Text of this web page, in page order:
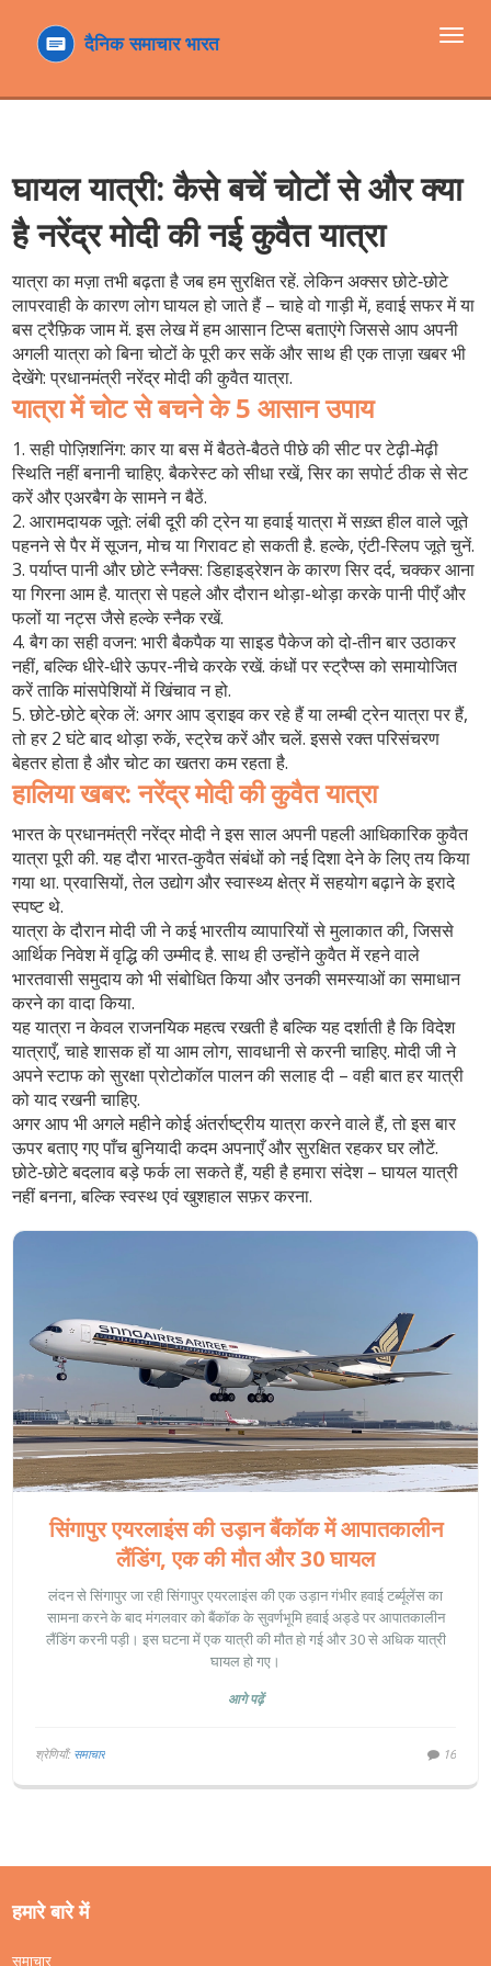
टॉगल
घायल यात्री: कैसे बचें चोटों से और क्या
है नरेंद्र मोदी की नई कुवैत यात्रा
यात्रा का मज़ा तभी बढ़ता है जब हम सुरक्षित रहें. लेकिन अक्सर छोटे‑छोटे
लापरवाही के कारण लोग घायल हो जाते हैं – चाहे वो गाड़ी में, हवाई सफर में या
बस ट्रैफ़िक जाम में. इस लेख में हम आसान टिप्स बताएंगे जिससे आप अपनी
अगली यात्रा को बिना चोटों के पूरी कर सकें और साथ ही एक ताज़ा खबर भी
देखेंगे: प्रधानमंत्री नरेंद्र मोदी की कुवैत यात्रा.
यात्रा में चोट से बचने के 5 आसान उपाय
1. सही पोज़िशनिंग:कार या बस में बैठते‑बैठते पीछे की सीट पर टेढ़ी‑मेढ़ी
स्थिति नहीं बनानी चाहिए. बैकरेस्ट को सीधा रखें, सिर का सपोर्ट ठीक से सेट
करें और एअरबैग के सामने न बैठें.
2. आरामदायक जूते:लंबी दूरी की ट्रेन या हवाई यात्रा में सख़्त हील वाले जूते
पहनने से पैर में सूजन, मोच या गिरावट हो सकती है. हल्के, एंटी‑स्लिप जूते चुनें.
3. पर्याप्त पानी और छोटे स्नैक्स:डिहाइड्रेशन के कारण सिर दर्द, चक्कर आना
या गिरना आम है. यात्रा से पहले और दौरान थोड़ा-थोड़ा करके पानी पीएँ और
फलों या नट्स जैसे हल्के स्नैक रखें.
4. बैग का सही वजन: भारी बैकपैक या साइड पैकेज को दो‑तीन बार उठाकर
नहीं, बल्कि धीरे‑धीरे ऊपर-नीचे करके रखें. कंधों पर स्ट्रैप्स को समायोजित
करें ताकि मांसपेशियों में खिंचाव न हो.
5. छोटे‑छोटे ब्रेक लें: अगर आप ड्राइव कर रहे हैं या लम्बी ट्रेन यात्रा पर हैं,
तो हर 2 घंटे बाद थोड़ा रुकें, स्ट्रेच करें और चलें. इससे रक्त परिसंचरण
बेहतर होता है और चोट का खतरा कम रहता है.
हालिया खबर: नरेंद्र मोदी की कुवैत यात्रा
भारत के प्रधानमंत्री नरेंद्र मोदी ने इस साल अपनी पहली आधिकारिक कुवैत
यात्रा पूरी की. यह दौरा भारत‑कुवैत संबंधों को नई दिशा देने के लिए तय किया
गया था. प्रवासियों, तेल उद्योग और स्वास्थ्य क्षेत्र में सहयोग बढ़ाने के इरादे
स्पष्ट थे.
यात्रा के दौरान मोदी जी ने कई भारतीय व्यापारियों से मुलाकात की, जिससे
आर्थिक निवेश में वृद्धि की उम्मीद है. साथ ही उन्होंने कुवैत में रहने वाले
भारतवासी समुदाय को भी संबोधित किया और उनकी समस्याओं का समाधान
करने का वादा किया.
यह यात्रा न केवल राजनयिक महत्व रखती है बल्कि यह दर्शाती है कि विदेश
यात्राएँ, चाहे शासक हों या आम लोग, सावधानी से करनी चाहिए. मोदी जी ने
अपने स्टाफ को सुरक्षा प्रोटोकॉल पालन की सलाह दी – वही बात हर यात्री
को याद रखनी चाहिए.
अगर आप भी अगले महीने कोई अंतर्राष्ट्रीय यात्रा करने वाले हैं, तो इस बार
ऊपर बताए गए पाँच बुनियादी कदम अपनाएँ और सुरक्षित रहकर घर लौटें.
छोटे‑छोटे बदलाव बड़े फर्क ला सकते हैं, यही है हमारा संदेश – घायल यात्री
नहीं बनना, बल्कि स्वस्थ एवं खुशहाल सफ़र करना.
सिंगापुर एयरलाइंस की उड़ान बैंकॉक में आपातकालीन
लैंडिंग, एक की मौत और 30 घायल
लंदन से सिंगापुर जा रही सिंगापुर एयरलाइंस की एक उड़ान गंभीर हवाई टर्ब्यूलेंस का
सामना करने के बाद मंगलवार को बैंकॉक के सुवर्णभूमि हवाई अड्डे पर आपातकालीन
लैंडिंग करनी पड़ी। इस घटना में एक यात्री की मौत हो गई और 30 से अधिक यात्री
घायल हो गए।
आगे पढ़ें
श्रेणियाँ: समाचार 16
हमारे बारे में
समाचार